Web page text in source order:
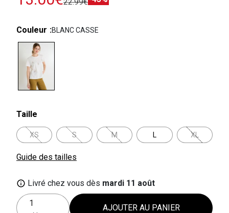
Couleur BLANC CASSE
Taille
XS S M L XL
Guide des tailles
Livré chez vous dès mardi 11 août
AJOUTER AU PANIER